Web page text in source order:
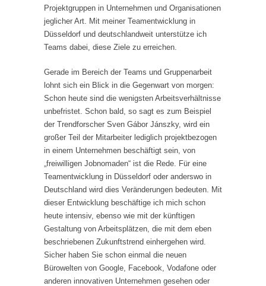
Projektgruppen in Unternehmen und Organisationen
jeglicher Art. Mit meiner Teamentwicklung in
Düsseldorf und deutschlandweit unterstütze ich
Teams dabei, diese Ziele zu erreichen.
Gerade im Bereich der Teams und Gruppenarbeit
lohnt sich ein Blick in die Gegenwart von morgen:
Schon heute sind die wenigsten Arbeitsverhältnisse
unbefristet. Schon bald, so sagt es zum Beispiel
der Trendforscher Sven Gábor Jánszky, wird ein
großer Teil der Mitarbeiter lediglich projektbezogen
in einem Unternehmen beschäftigt sein, von
„freiwilligen Jobnomaden“ ist die Rede. Für eine
Teamentwicklung in Düsseldorf oder anderswo in
Deutschland wird dies Veränderungen bedeuten. Mit
dieser Entwicklung beschäftige ich mich schon
heute intensiv, ebenso wie mit der künftigen
Gestaltung von Arbeitsplätzen, die mit dem eben
beschriebenen Zukunftstrend einhergehen wird.
Sicher haben Sie schon einmal die neuen
Bürowelten von Google, Facebook, Vodafone oder
anderen innovativen Unternehmen gesehen oder